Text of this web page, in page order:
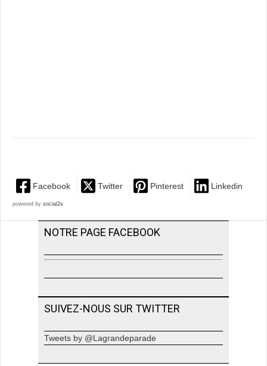
Facebook Twitter Pinterest Linkedin
powered by social2s
NOTRE PAGE FACEBOOK
SUIVEZ-NOUS SUR TWITTER
Tweets by @Lagrandeparade